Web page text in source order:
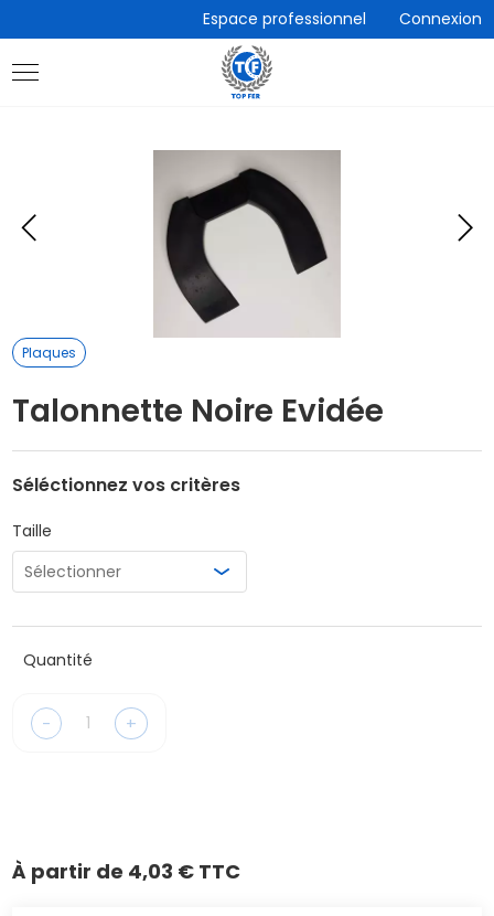
directement
au
contenu
Espace professionnel Connexion
Eléments
précédent
Plaques
Talonnette Noire Evidée
Séléctionnez vos critères
Taille
Quantité
- +
À partir de 4,03 € TTC